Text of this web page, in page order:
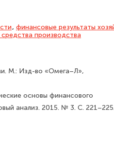
, финансовые результаты
производства
М.: Изд-во «Омега–Л»,
основы финансового
анализ. 2015. № 3. С. 221–225.